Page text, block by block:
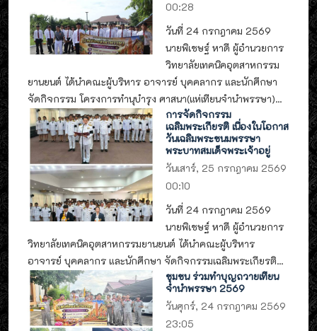
00:28
วันที่ 24 กรกฎาคม 2569
นายพิเชษฐ์ หาดี ผู้อำนวยการ
วิทยาลัยเทคนิคอุตสาหกรรม
ยานยนต์ ได้นำคณะผู้บริหาร อาจารย์ บุคคลากร และนักศึกษา
จัดกิจกรรม โครงการทำนุบำรุง ศาสนา(แห่เทียนจำนำพรรษา)...
การจัดกิจกรรม
เฉลิมพระเกียรติ เนื่องในโอกาส
วันเฉลิมพระชนมพรรษา
พระบาทสมเด็จพระเจ้าอยู่
วันเสาร์, 25 กรกฎาคม 2569
00:10
วันที่ 24 กรกฎาคม 2569
นายพิเชษฐ์ หาดี ผู้อำนวยการ
วิทยาลัยเทคนิคอุตสาหกรรมยานยนต์ ได้นำคณะผู้บริหาร
อาจารย์ บุคคลากร และนักศึกษา จัดกิจกรรมเฉลิมพระเกียรติ...
ชุมชน ร่วมทำบุญถวายเทียน
จำนำพรรษา 2569
วันศุกร์, 24 กรกฎาคม 2569
23:05